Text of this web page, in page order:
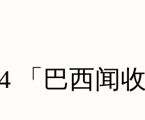
巴西闻收